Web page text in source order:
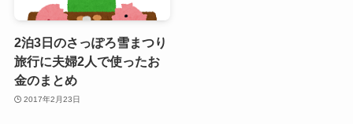
2泊3日のさっぽろ雪まつり
旅行に夫婦2人で使ったお
金のまとめ
2017年2月23日